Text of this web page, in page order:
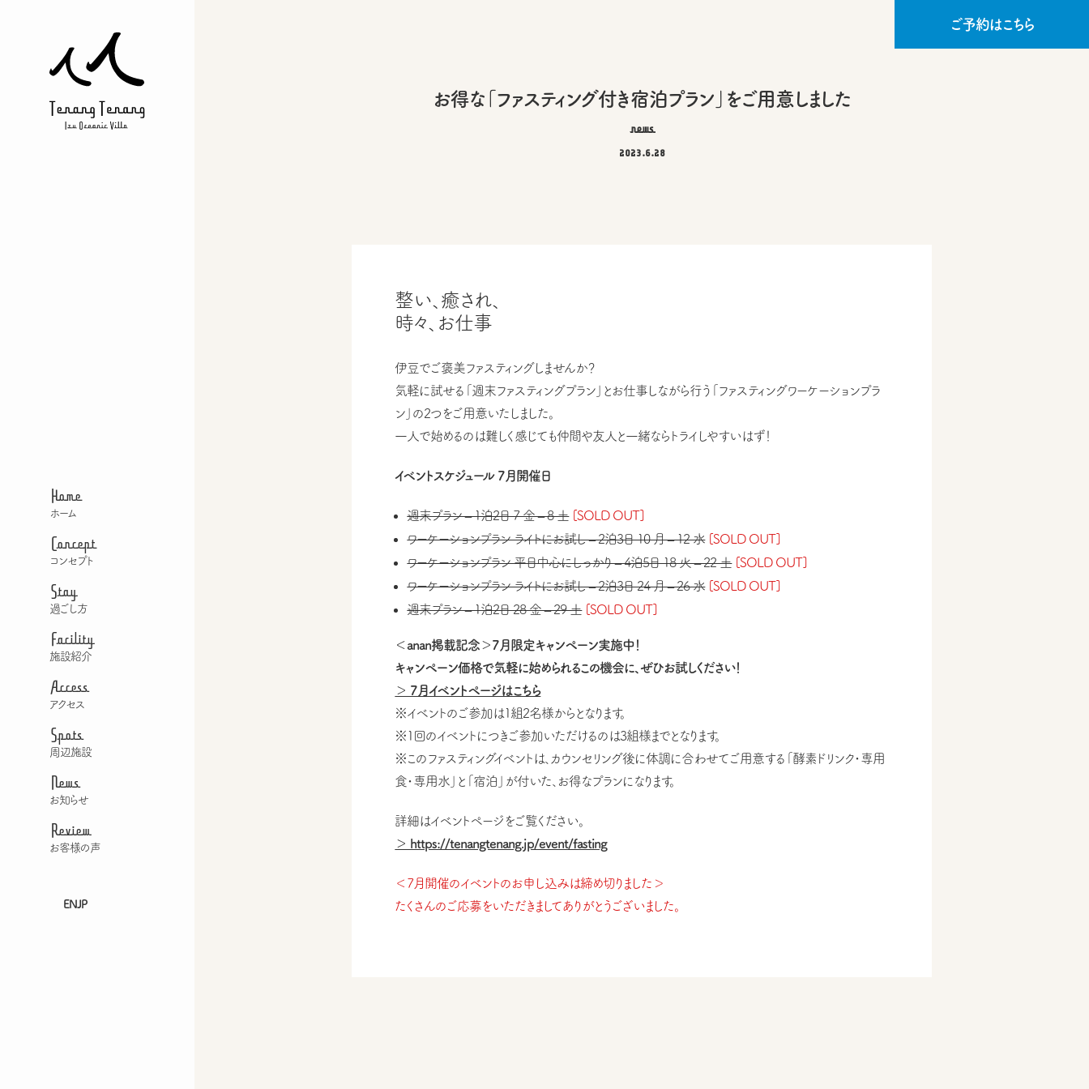
Home
ホーム
Concept
コンセプト
Stay
過ごし方
Facility
施設紹介
Access
アクセス
Spots
周辺施設
News
お知らせ
Review
お客様の声
ENJP
ご予約はこちら
お得な「ファスティング付き宿泊プラン」をご用意しました
news
2023.6.28
整い、癒され、
時々、お仕事
伊豆でご褒美ファスティングしませんか？
気軽に試せる「週末ファスティングプラン」とお仕事しながら行う「ファスティングワーケーションプラ
ン」の2つをご用意いたしました。
一人で始めるのは難しく感じても仲間や友人と一緒ならトライしやすいはず！
イベントスケジュール 7月開催日
週末プラン – 1泊2日 7 金 – 8 土[SOLD OUT]
ワーケーションプラン ライトにお試し – 2泊3日 10 月 – 12 水[SOLD OUT]
ワーケーションプラン 平日中心にしっかり – 4泊5日 18 火 – 22 土[SOLD OUT]
ワーケーションプラン ライトにお試し – 2泊3日 24 月 – 26 水[SOLD OUT]
週末プラン – 1泊2日 28 金 – 29 土[SOLD OUT]
＜anan掲載記念＞7月限定キャンペーン実施中！
キャンペーン価格で気軽に始められるこの機会に、ぜひお試しください！
＞ 7月イベントページはこちら
※イベントのご参加は1組2名様からとなります。
※1回のイベントにつきご参加いただけるのは3組様までとなります。
※このファスティングイベントは、カウンセリング後に体調に合わせてご用意する「酵素ドリンク・専用
食・専用水」と「宿泊」が付いた、お得なプランになります。
詳細はイベントページをご覧ください。
＞ https://tenangtenang.jp/event/fasting
＜7月開催のイベントのお申し込みは締め切りました＞
たくさんのご応募をいただきましてありがとうございました。